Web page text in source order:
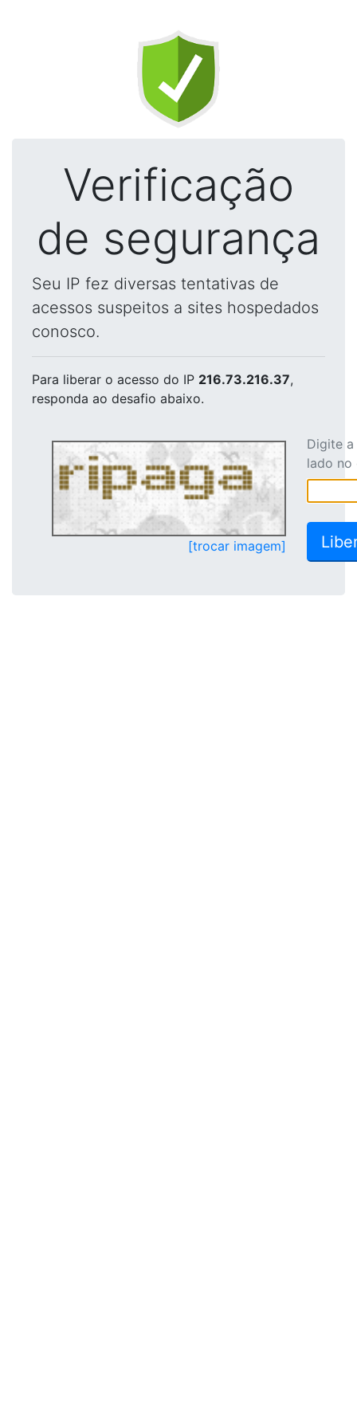
Verificação
de segurança
Seu IP fez diversas tentativas de
acessos suspeitos a sites hospedados
conosco.
Para liberar o acesso do IP 216.73.216.37,
responda ao desafio abaixo.
[trocar imagem]
Digite
lado no